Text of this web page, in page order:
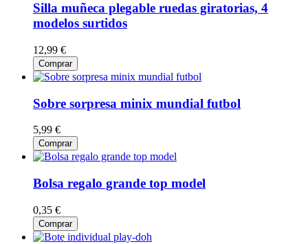
Silla muñeca plegable ruedas giratorias, 4
modelos surtidos
12,99 €
Comprar
Sobre sorpresa minix mundial futbol
5,99 €
Comprar
Bolsa regalo grande top model
0,35 €
Comprar